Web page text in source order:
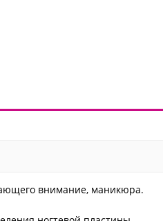
внимание, маникюра.